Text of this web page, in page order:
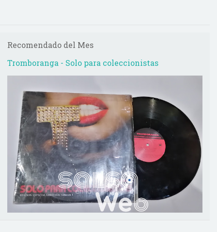
Recomendado del Mes
Tromboranga - Solo para coleccionistas